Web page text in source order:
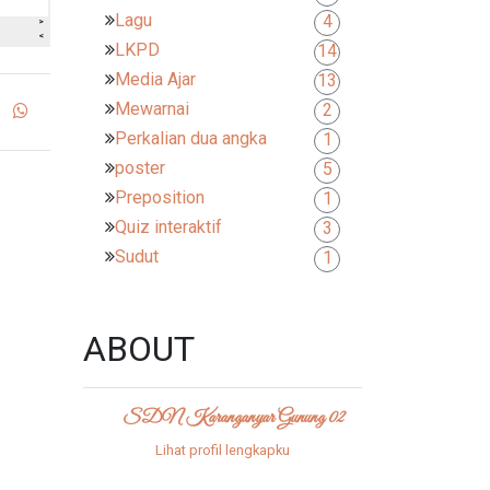
Lagu
4
LKPD
14
Media Ajar
13
Mewarnai
2
Perkalian dua angka
1
poster
5
Preposition
1
Quiz interaktif
3
Sudut
1
ABOUT
SDN Karanganyar Gunung 02
Lihat profil lengkapku